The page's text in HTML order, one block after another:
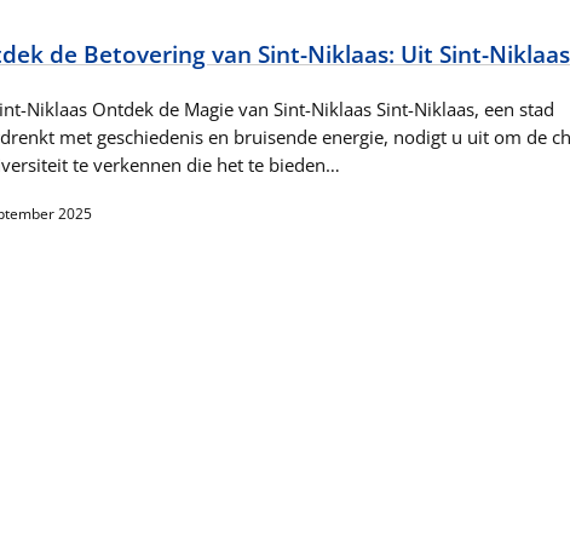
de Betovering van Sint-Niklaas: Uit Sint-Niklaas
Niklaas Ontdek de Magie van Sint-Niklaas Sint-Niklaas, een stad
met geschiedenis en bruisende energie, nodigt u uit om de
te verkennen die het te bieden…
2025